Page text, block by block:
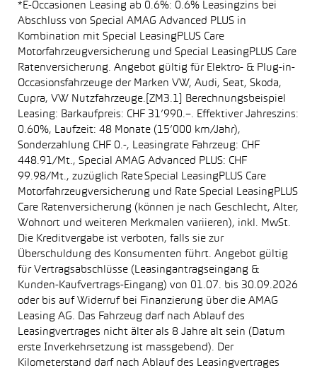
*E-Occasionen Leasing ab 0.6%: 0.6% Leasingzins bei
Abschluss von Special AMAG Advanced PLUS in
Kombination mit Special LeasingPLUS Care
Motorfahrzeugversicherung und Special LeasingPLUS Care
Ratenversicherung. Angebot gültig für Elektro- & Plug-in-
Occasionsfahrzeuge der Marken VW, Audi, Seat, Skoda,
Cupra, VW Nutzfahrzeuge.[ZM3.1] Berechnungsbeispiel
Leasing: Barkaufpreis: CHF 31’990.–. Effektiver Jahreszins:
0.60%, Laufzeit: 48 Monate (15’000 km/Jahr),
Sonderzahlung CHF 0.-, Leasingrate Fahrzeug: CHF
448.91/Mt., Special AMAG Advanced PLUS: CHF
99.98/Mt., zuzüglich Rate Special LeasingPLUS Care
Motorfahrzeugversicherung und Rate Special LeasingPLUS
Care Ratenversicherung (können je nach Geschlecht, Alter,
Wohnort und weiteren Merkmalen variieren), inkl. MwSt.
Die Kreditvergabe ist verboten, falls sie zur
Überschuldung des Konsumenten führt. Angebot gültig
für Vertragsabschlüsse (Leasingantragseingang &
Kunden-Kaufvertrags-Eingang) von 01.07. bis 30.09.2026
oder bis auf Widerruf bei Finanzierung über die AMAG
Leasing AG. Das Fahrzeug darf nach Ablauf des
Leasingvertrages nicht älter als 8 Jahre alt sein (Datum
erste Inverkehrsetzung ist massgebend). Der
Kilometerstand darf nach Ablauf des Leasingvertrages